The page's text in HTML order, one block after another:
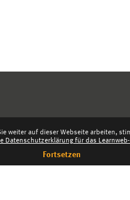
weiter auf dieser Webseite arbeiten,
Datenschutzerklärung für das
Fortsetzen